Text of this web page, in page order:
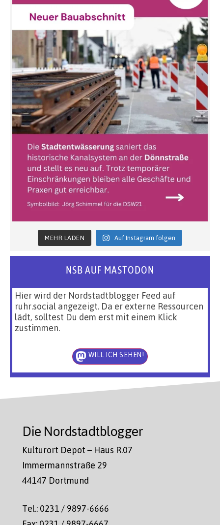
MEHR LADEN Auf Instagram folgen
NSB AUF MASTODON
Hier wird der Nordstadtblogger Feed auf
ruhr.social angezeigt. Da er externe Ressourcen
lädt, solltest Du dem erst mit einem Klick
zustimmen.
WILL ICH SEHEN!
Die Nordstadtblogger
Kulturort Depot – Haus R.07
Immermannstraße 29
44147 Dortmund
Tel.: 0231 / 9897-6666